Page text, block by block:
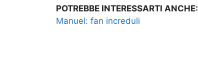
POTREBBE INTERESSARTI ANCHE:
Manuel: fan increduli